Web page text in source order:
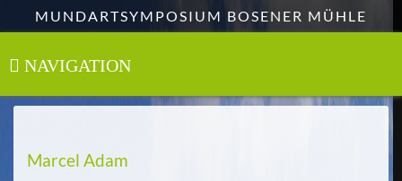
MUNDARTSYMPOSIUM BOSENER MÜHLE
NAVIGATION
Toggle
Marcel Adam